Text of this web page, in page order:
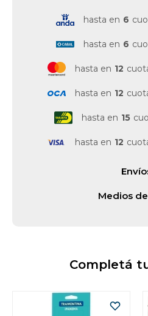
hasta en 6
hasta en 6
hasta en 12
hasta en 12
hasta en 15
hasta en 12
Medios
Completá